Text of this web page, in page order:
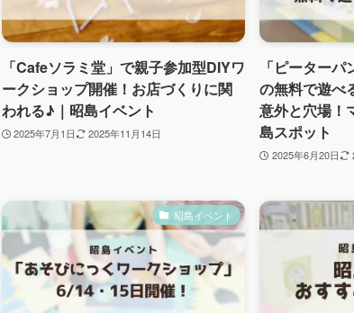
「Cafeソラミ堂」で親子参加型DIYワ
ークショップ開催！お店づくりに関
われる♪｜昭島イベント
2025年7月1日 2025年11月14日
「ピーター
の無料で遊べ
意外と穴場！
島スポット
2025年6月20日
昭島イベント